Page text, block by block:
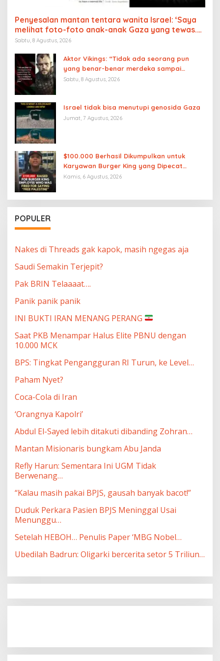
Penyesalan mantan tentara wanita Israel: ‘Saya
melihat foto-foto anak-anak Gaza yang tewas.
Di militer, kami diberi tahu bahwa kami hanya
Sabtu, 8 Agustus, 2026
Aktor Vikings: “Tidak ada seorang pun
yang benar-benar merdeka sampai
Palestina merdeka”
Sabtu, 8 Agustus, 2026
Israel tidak bisa menutupi genosida Gaza
Jumat, 7 Agustus, 2026
$100.000 Berhasil Dikumpulkan untuk
Karyawan Burger King yang Dipecat
karena Mengucapkan “Free Palestine”
Kamis, 6 Agustus, 2026
POPULER
Nakes di Threads gak kapok, masih ngegas aja
Saudi Semakin Terjepit?
Pak BRIN Telaaaat….
Panik panik panik
INI BUKTI IRAN MENANG PERANG
Saat PKB Menampar Halus Elite PBNU dengan
10.000 MCK
BPS: Tingkat Pengangguran RI Turun, ke Level…
Paham Nyet?
Coca-Cola di Iran
‘Orangnya Kapolri’
Abdul El-Sayed lebih ditakuti dibanding Zohran…
Mantan Misionaris bungkam Abu Janda
Refly Harun: Sementara Ini UGM Tidak
Berwenang…
“Kalau masih pakai BPJS, gausah banyak bacot!”
Duduk Perkara Pasien BPJS Meninggal Usai
Menunggu…
Setelah HEBOH… Penulis Paper ‘MBG Nobel…
Ubedilah Badrun: Oligarki bercerita setor 5 Triliun…